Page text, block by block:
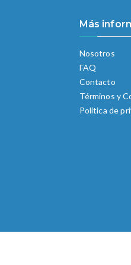
Más
Nosotros
FAQ
Contacto
Términos y
Política de